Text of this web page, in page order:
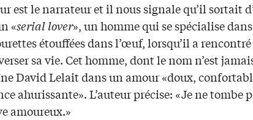
est le narrateur et il nous signale qu’il sortait
«serial lover», un homme qui se spécialise
étouffées dans l’œuf, lorsqu’il a
sa vie. Cet homme, dont le nom n’est
David Lelait dans un amour «doux,
ahurissante». L’auteur précise: «Je ne tombe
amoureux.»